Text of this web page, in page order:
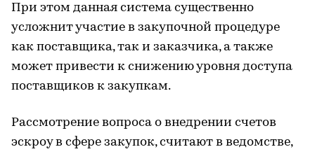
При этом данная система существенно
усложнит участие в закупочной процедуре
как поставщика, так и заказчика, а также
может привести к снижению уровня доступа
поставщиков к закупкам.
Рассмотрение вопроса о внедрении счетов
эскроу в сфере закупок, считают в ведомстве,